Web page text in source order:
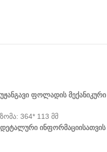
უჟანგავი ფოლადის მექანიკური
ზომა: 364* 113 მმ
დეტალური ინფორმაციისათვის